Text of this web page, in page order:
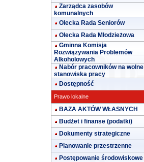
Zarządca zasobów
komunalnych
Olecka Rada Seniorów
Olecka Rada Młodzieżowa
Gminna Komisja
Rozwiązywania Problemów
Alkoholowych
Nabór pracowników na wolne
stanowiska pracy
Dostępność
Prawo lokalne
BAZA AKTÓW WŁASNYCH
Budżet i finanse (podatki)
Dokumenty strategiczne
Planowanie przestrzenne
Postępowanie środowiskowe